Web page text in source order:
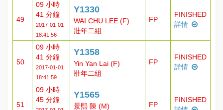
49
09 小時
41 分鐘
2017-01-01
18:41:56
Y1330
WAI CHU LEE (F)
壯年二組
FP
FINISHED
詳情
50
09 小時
41 分鐘
2017-01-01
18:41:59
Y1358
Yin Yan Lai (F)
壯年二組
FP
FINISHED
詳情
51
09 小時
45 分鐘
Y1565
景熙 陳 (M)
FP
FINISHED